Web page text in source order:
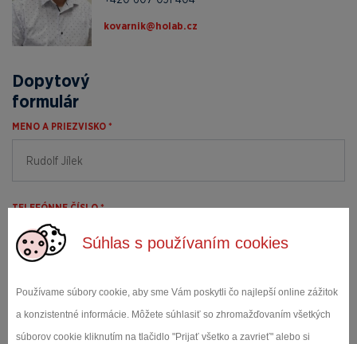
Súhlas s používaním cookies
Používame súbory cookie, aby sme Vám poskytli čo najlepší online zážitok
a konzistentné informácie. Môžete súhlasiť so zhromažďovaním všetkých
súborov cookie kliknutím na tlačidlo "Prijať všetko a zavrieť" alebo si
zc.baloh@kinravok
Dopytový
formulár
MENO A PRIEZVISKO *
TELEFÓNNE ČÍSLO *
E-MAIL *